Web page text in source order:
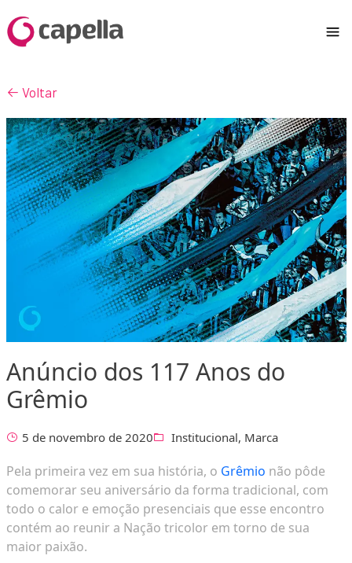
Voltar
Anúncio dos 117 Anos do
Grêmio
5 de novembro de 2020 Institucional, Marca
Pela primeira vez em sua história, o Grêmio não pôde
comemorar seu aniversário da forma tradicional, com
todo o calor e emoção presenciais que esse encontro
contém ao reunir a Nação tricolor em torno de sua
maior paixão.